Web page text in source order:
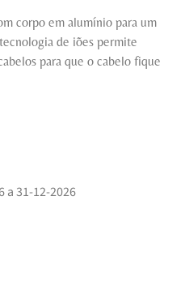
corpo em alumínio para um
de iões permite
para que o cabelo fique
a 31-12-2026